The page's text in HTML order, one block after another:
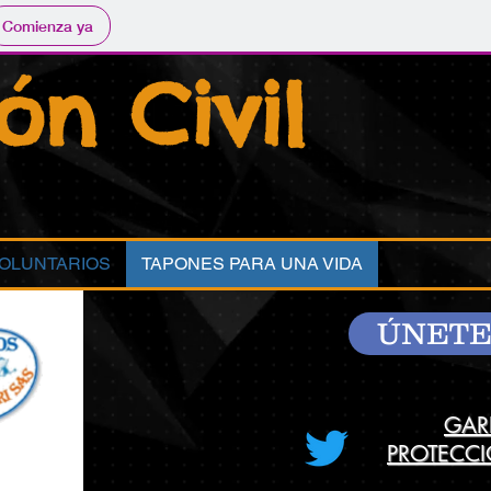
Comienza ya
Civil
TAPONES PARA UNA VIDA
ÚNETE